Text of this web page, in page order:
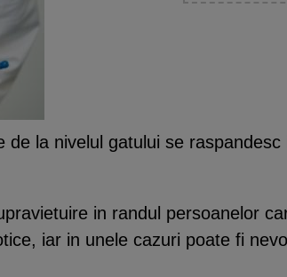
la nivelul gatului se
in randul persoanelor
iar in unele cazuri poate fi